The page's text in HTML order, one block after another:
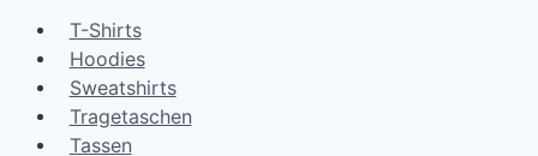
T-Shirts
Hoodies
Sweatshirts
Tragetaschen
Tassen